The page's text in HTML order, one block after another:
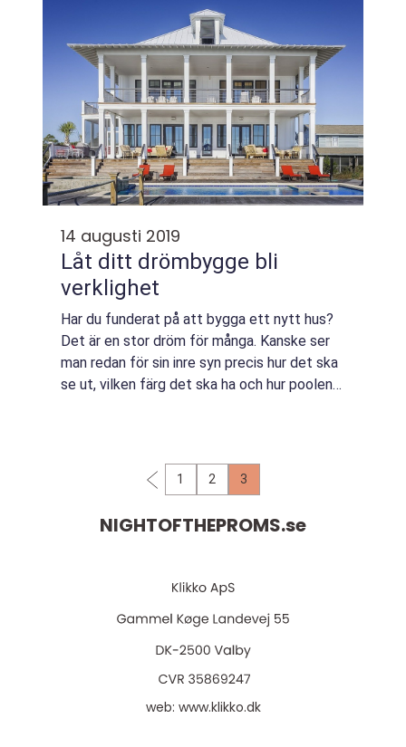
14 augusti 2019
Låt ditt drömbygge bli
verklighet
Har du funderat på att bygga ett nytt hus?
Det är en stor dröm för många. Kanske ser
man redan för sin inre syn precis hur det ska
se ut, vilken färg det ska ha och hur poolen
1 2 3
NIGHTOFTHEPROMS.se
web: www.klikko.dk